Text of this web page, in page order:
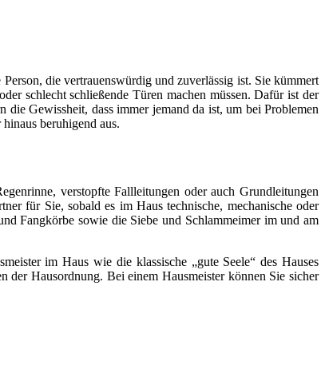
die vertrauenswürdig und zuverlässig ist. Sie kümmert
schlecht schließende Türen machen müssen. Dafür ist der
Gewissheit, dass immer jemand da ist, um bei Problemen
beruhigend aus.
verstopfte Fallleitungen oder auch Grundleitungen
für Sie, sobald es im Haus technische, mechanische oder
Fangkörbe sowie die Siebe und Schlammeimer im und am
im Haus wie die klassische „gute Seele“ des Hauses
der Hausordnung. Bei einem Hausmeister können Sie sicher